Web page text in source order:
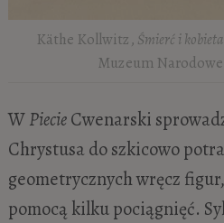
Käthe Kollwitz, Śmierć i
Muzeum
WPiecieCwenarski
Chrystusa do szkicowo
geometrycznych wręcz
pomocą kilku pociągnięć.